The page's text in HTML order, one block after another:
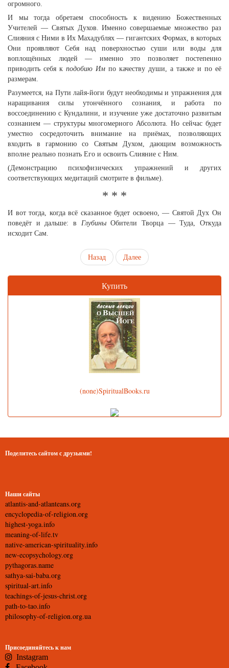
огромного.
И мы тогда обретаем способность к видению Божественных
Учителей — Святых Духов. Именно совершаемые множество раз
Слияния с Ними в Их Махадублях — гигантских Формах, в которых
Они проявляют Себя над поверхностью суши или воды для
воплощённых людей — именно это позволяет постепенно
приводить себя к подобию Им по качеству души, а также и по её
размерам.
Разумеется, на Пути лайя-йоги будут необходимы и упражнения для
наращивания силы утончённого сознания, и работа по
воссоединению с Кундалини, и изучение уже достаточно развитым
сознанием — структуры многомерного Абсолюта. Но сейчас будет
уместно сосредоточить внимание на приёмах, позволяющих
входить в гармонию со Святым Духом, дающим возможность
вполне реально познать Его и освоить Слияние с Ним.
(Демонстрацию психофизических упражнений и других
соответствующих медитаций смотрите в фильме).
* * *
И вот тогда, когда всё сказанное будет освоено, — Святой Дух Он
поведёт и дальше: в ГлубиныОбители Творца — Туда, Откуда
исходит Сам.
Назад Далее
Купить
(none)SpiritualBooks.ru
Поделитесь сайтом с друзьями!
Наши сайты
atlantis-and-atlanteans.org
encyclopedia-of-religion.org
highest-yoga.info
meaning-of-life.tv
native-american-spirituality.info
new-ecopsychology.org
pythagoras.name
sathya-sai-baba.org
spiritual-art.info
teachings-of-jesus-christ.org
path-to-tao.info
philosophy-of-religion.org.ua
Присоединяйтесь к нам
Instagram